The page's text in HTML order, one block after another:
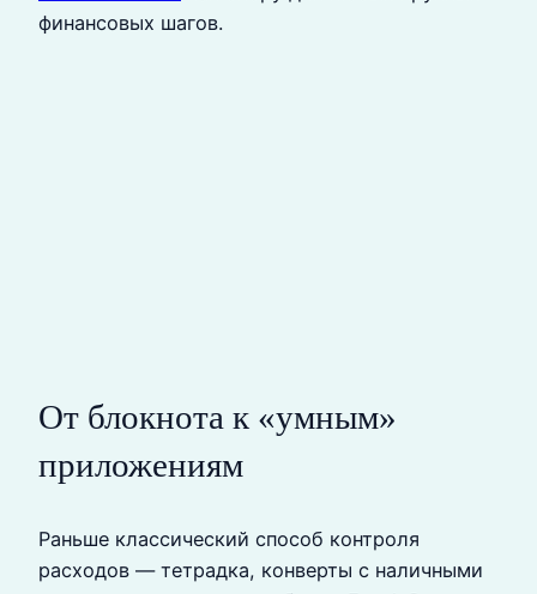
финансовых шагов.
От блокнота к «умным»
приложениям
Раньше классический способ контроля
расходов — тетрадка, конверты с наличными